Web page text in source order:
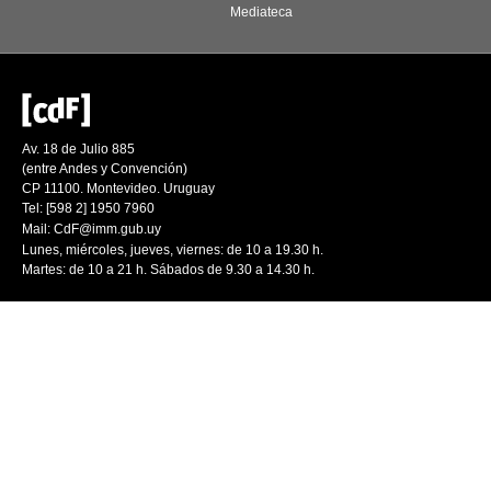
Mediateca
Av. 18 de Julio 885
(entre Andes y Convención)
CP 11100. Montevideo. Uruguay
Tel: [598 2] 1950 7960
Mail: CdF@imm.gub.uy
Lunes, miércoles, jueves, viernes: de 10 a 19.30 h.
Martes: de 10 a 21 h. Sábados de 9.30 a 14.30 h.